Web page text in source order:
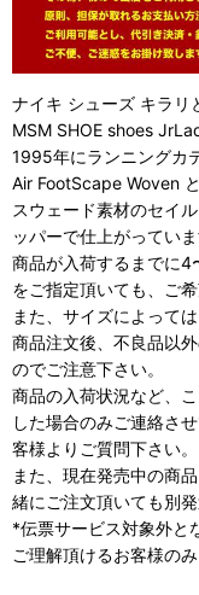
ナイキ シューズ キラリ
MSM SHOE shoes
1995年にランニングカ
Air FootScape Woven
スウェード素材のセイ
ッパーで仕上がってい
商品が入荷するまでに4
をご指定頂いても、ご
また、サイズによって
商品注文後、不良品以
のでご注意下さい。
商品の入荷状況など、
した場合のみご連絡さ
客様よりご質問下さい。
また、現在発売中の商
緒にご注文頂いても別
*伝票サービス対象外と
ご理解頂けるお客様のみ